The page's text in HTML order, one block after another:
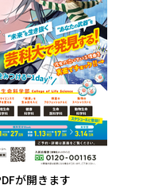
が開きます